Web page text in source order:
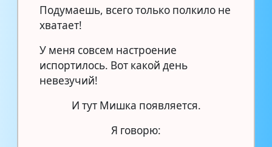
Подумаешь, всего только полкило не
хватает!
У меня совсем настроение
испортилось. Вот какой день
невезучий!
И тут Мишка появляется.
Я говорю: